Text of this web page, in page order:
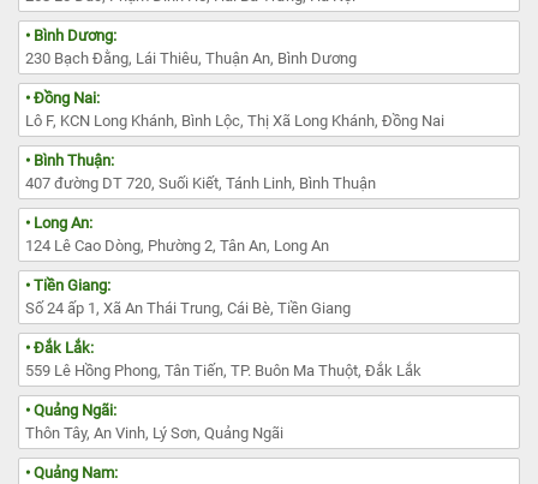
• Bình Dương:
230 Bạch Đằng, Lái Thiêu, Thuận An, Bình Dương
• Đồng Nai:
Lô F, KCN Long Khánh, Bình Lộc, Thị Xã Long Khánh, Đồng Nai
• Bình Thuận:
407 đường DT 720, Suối Kiết, Tánh Linh, Bình Thuận
• Long An:
124 Lê Cao Dòng, Phường 2, Tân An, Long An
• Tiền Giang:
Số 24 ấp 1, Xã An Thái Trung, Cái Bè, Tiền Giang
• Đắk Lắk:
559 Lê Hồng Phong, Tân Tiến, TP. Buôn Ma Thuột, Đắk Lắk
• Quảng Ngãi:
Thôn Tây, An Vinh, Lý Sơn, Quảng Ngãi
• Quảng Nam: